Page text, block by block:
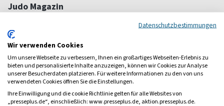
Judo Magazin
ab 3,67 €
(monatlich)
0,00
Datenschutzbestimmungen
Wir verwenden Cookies
Um unsere Webseite zu verbessern, Ihnen ein großartiges Webseiten-Erlebnis zu
bieten und personalisierte Inhalte anzuzeigen, können wir Cookies zur Analyse
unserer Besucherdaten platzieren. Für weitere Informationen zu den von uns
verwendeten Cookies öffnen Sie die Einstellungen.
Ihre Einwilligung und die cookie Richtlinie gelten für alle Websites von
„presseplus.de“, einschließlich: www.presseplus.de, aktion.presseplus.de.